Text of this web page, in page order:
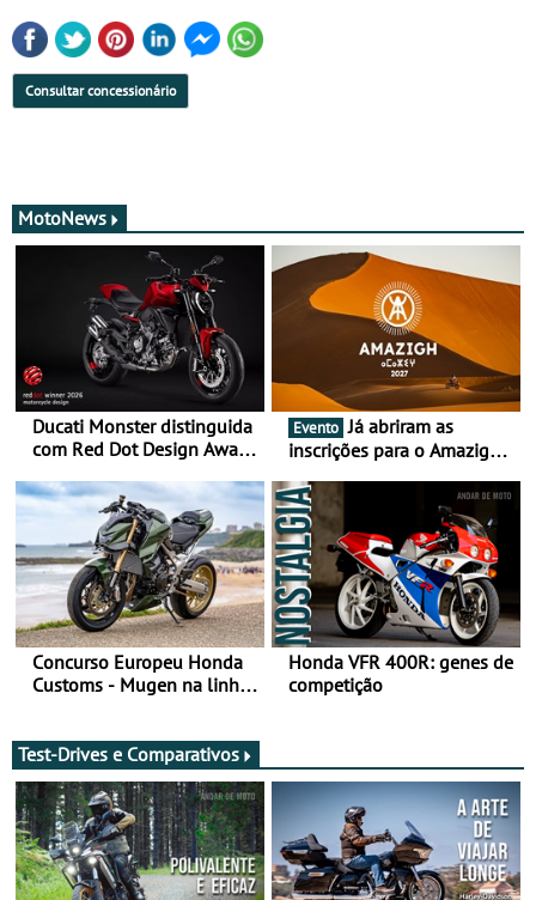
Consultar concessionário
MotoNews
Ducati Monster distinguida
com Red Dot Design Award
Evento Já abriram as
inscrições para o Amazigh
Marrocos, de 23 abril a 1
maio - The ultimate
experience in Morocco
Concurso Europeu Honda
Customs - Mugen na linha
Honda VFR 400R: genes de
competição
Test-Drives e Comparativos